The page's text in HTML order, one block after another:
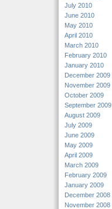
July 2010
June 2010
May 2010
April 2010
March 2010
February 2010
January 2010
December 2009
November 2009
October 2009
September 2009
August 2009
July 2009
June 2009
May 2009
April 2009
March 2009
February 2009
January 2009
December 2008
November 2008